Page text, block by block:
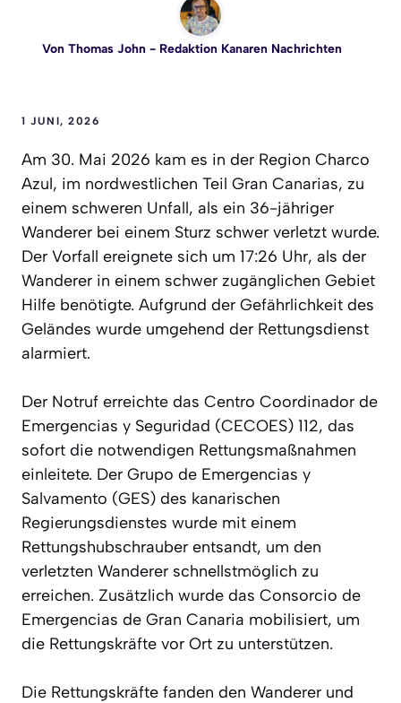
Von Thomas John- Redaktion Kanaren Nachrichten
1 JUNI, 2026
Am 30. Mai 2026 kam es in der Region Charco
Azul, im nordwestlichen Teil Gran Canarias, zu
einem schweren Unfall, als ein 36-jähriger
Wanderer bei einem Sturz schwer verletzt wurde.
Der Vorfall ereignete sich um 17:26 Uhr, als der
Wanderer in einem schwer zugänglichen Gebiet
Hilfe benötigte. Aufgrund der Gefährlichkeit des
Geländes wurde umgehend der Rettungsdienst
alarmiert.
Der Notruf erreichte das Centro Coordinador de
Emergencias y Seguridad (CECOES) 112, das
sofort die notwendigen Rettungsmaßnahmen
einleitete. Der Grupo de Emergencias y
Salvamento (GES) des kanarischen
Regierungsdienstes wurde mit einem
Rettungshubschrauber entsandt, um den
verletzten Wanderer schnellstmöglich zu
erreichen. Zusätzlich wurde das Consorcio de
Emergencias de Gran Canaria mobilisiert, um
die Rettungskräfte vor Ort zu unterstützen.
Die Rettungskräfte fanden den Wanderer und